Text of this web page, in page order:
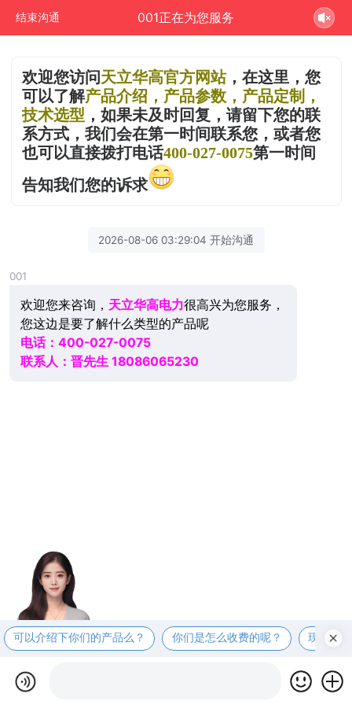
结束沟通 001正在为您服务
欢迎您访问天立华高官方网站，在这里，您
可以了解产品介绍，产品参数，产品定制，
技术选型 ，如果未及时回复，请留下您的联
系方式，我们会在第一时间联系您，或者您
也可以直接拨打电话400-027-0075第一时间
告知我们您的诉求
2026-08-06 03:29:04 开始沟通
001
欢迎您来咨询， 天立华高电力很高兴为您服务，
您这边是要了解什么类型的产品呢
电话：400-027-0075
联系人：晋先生 18086065230
可以介绍下你们的产品么？ 你们是怎么收费的呢？ 现在有